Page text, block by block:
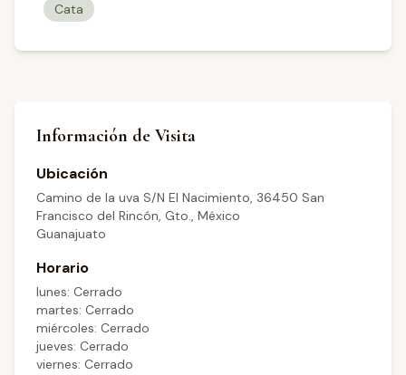
Cata
Información de Visita
Ubicación
Camino de la uva S/N El Nacimiento, 36450 San
Francisco del Rincón, Gto., México
Guanajuato
Horario
lunes: Cerrado
martes: Cerrado
miércoles: Cerrado
jueves: Cerrado
viernes: Cerrado